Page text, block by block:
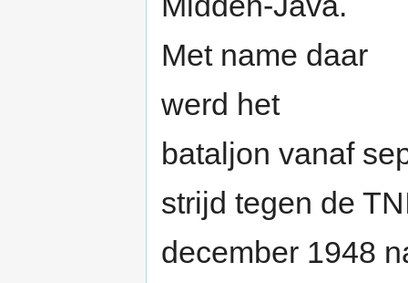
Met name daar
werd het
bataljon vanaf
strijd tegen de
december 1948